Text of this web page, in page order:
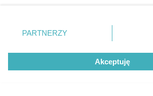
zmienić/wycofać klikając przycisk
znajdujący się w lewym dolnym rogu
rodzaje przetwarzania danych nie
użytkownika, ale masz prawo sprzeciwić
przetwarzaniu. Preferencje będą miały
PARTNERZY
Akceptuję